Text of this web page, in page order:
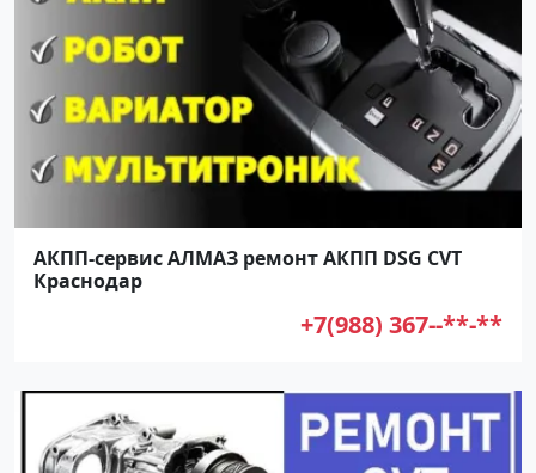
АКПП-сервис АЛМАЗ ремонт АКПП DSG CVT
Краснодар
+7(988) 367--**-**